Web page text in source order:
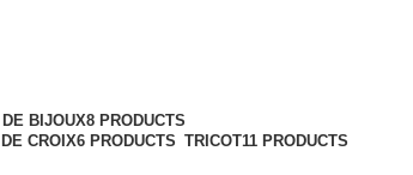
DE BIJOUX8 PRODUCTS
CROIX6 PRODUCTS TRICOT11 PRODUCTS